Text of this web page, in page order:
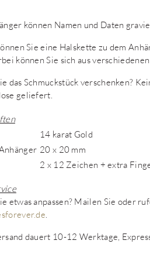
können Namen und Daten
Sie eine Halskette zu dem
können Sie sich aus
das Schmuckstück verschenken?
geliefert.
14 karat Gold
20 x 20 mm
2 x 12 Zeichen + extra
etwas anpassen? Mailen Sie oder
dauert 10-12 Werktage,